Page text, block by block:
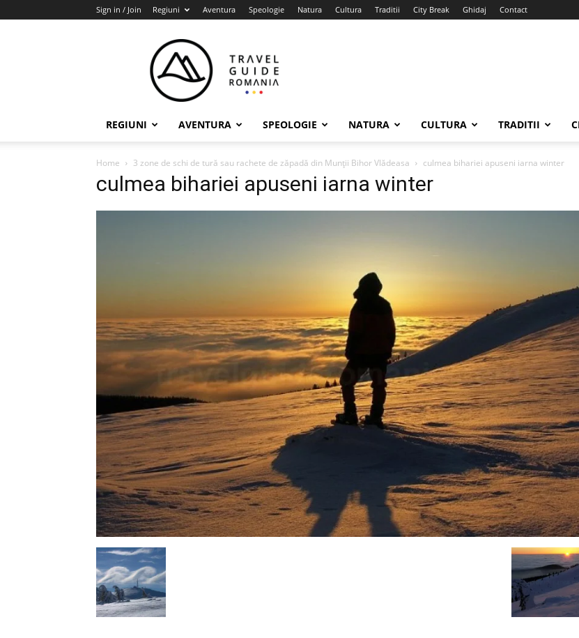
Sign in / Join Regiuni Aventura Speologie Natura Cultura Traditii City Break Ghidaj Contact
Guide
Romania
REGIUNI AVENTURA SPEOLOGIE NATURA CULTURA TRADITII
Home 3 zone de schi de tură sau rachete de zăpadă din Munţii Bihor Vlădeasa culmea bihariei apuseni iarna winter
culmea bihariei apuseni iarna winter